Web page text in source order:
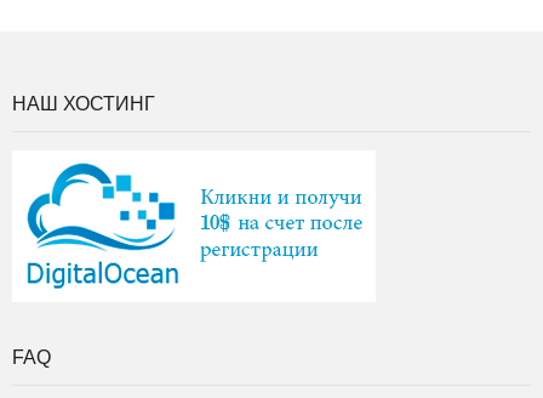
НАШ ХОСТИНГ
FAQ